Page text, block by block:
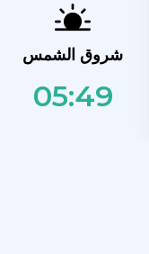
شروق الشمس
05:49